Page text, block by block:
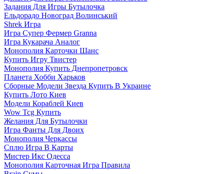
Задания Для Игры Бутылочка
Ельдорадо Новоград Волинський
Shrek Игра
Игра Супер Фермер Granna
Игра Кукарача Аналог
Монополия Карточки Шанс
Купить Игру Твистер
Монополия Купить Днепропетровск
Планета Хобби Харьков
Сборные Модели Звезда Купить В Украине
Купить Лото Киев
Модели Кораблей Киев
Wow Tcg Купить
Желания Для Бутылочки
Игра Фанты Для Двоих
Монополия Черкассы
Сплю Игра В Карты
Мистер Икс Одесса
Монополия Карточная Игра Правила